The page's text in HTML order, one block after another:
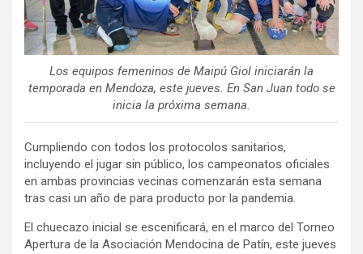
Los equipos femeninos de Maipú Giol iniciarán la
temporada en Mendoza, este jueves. En San Juan todo se
inicia la próxima semana.
Cumpliendo con todos los protocolos sanitarios,
incluyendo el jugar sin público, los campeonatos oficiales
en ambas provincias vecinas comenzarán esta semana
tras casi un año de para producto por la pandemia.
El chuecazo inicial se escenificará, en el marco del Torneo
Apertura de la Asociación Mendocina de Patín, este jueves